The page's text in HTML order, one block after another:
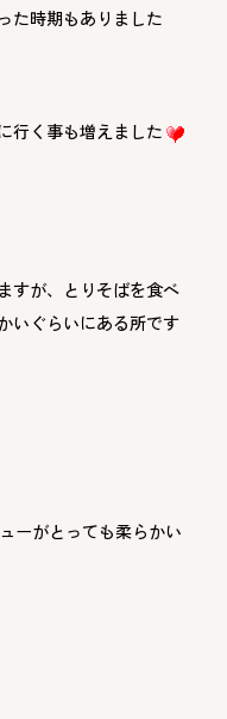
た時期もありました
行く事も増えました
すが、とりそばを食べ
いぐらいにある所です
ーがとっても柔らかい